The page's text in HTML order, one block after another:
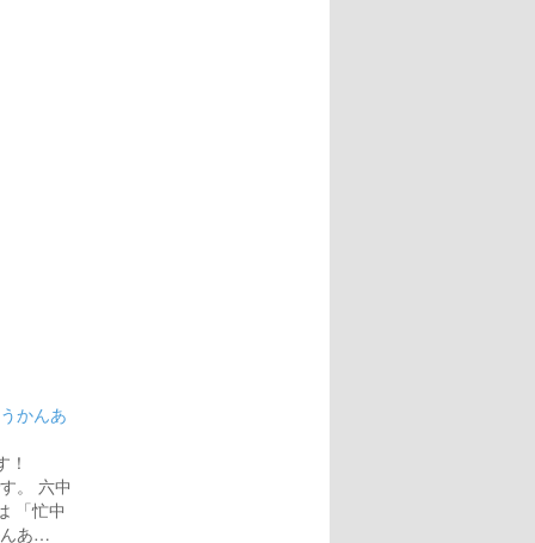
かんあ
！
。 六中
「忙中
あ…